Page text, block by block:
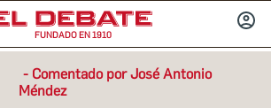
FUNDADO EN 1910
SESIÓN
Comentado por José Antonio
Méndez